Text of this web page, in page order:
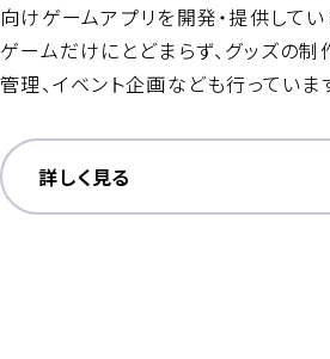
向けゲームアプリを開発・提供してい
ゲームだけにとどまらず、グッズの制
管理、イベント企画なども行っていま
詳しく見る